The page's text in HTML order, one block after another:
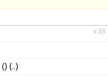
v.33
() (..)